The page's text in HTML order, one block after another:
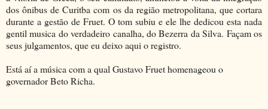
dos ônibus de Curitba com os da região metropolitana, que cortara
durante a gestão de Fruet. O tom subiu e ele lhe dedicou esta nada
gentil musica do verdadeiro canalha, do Bezerra da Silva. Façam os
seus julgamentos, que eu deixo aqui o registro.
Está aí a música com a qual Gustavo Fruet homenageou o
governador Beto Richa.